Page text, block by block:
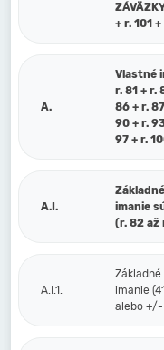
+ r. 101 +
A.
Vlastné
r. 81 + r.
86 + r.
90 + r.
97 + r.
A.I.
Základné
imanie
(r. 82 až
A.I.1.
Základné
imanie
alebo +/-